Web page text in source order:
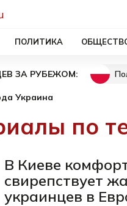
ПОЛИТИКА
ЗА РУБЕЖОМ:
Украина
по
В Киеве
свирепствует
украинцев в